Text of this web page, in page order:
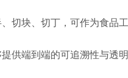
切块、切丁，可作为食品
供端到端的可追溯性与透